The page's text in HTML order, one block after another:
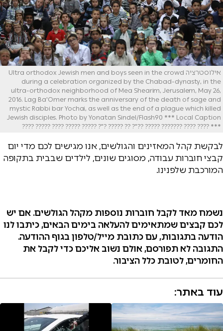
אילוסטרציה Ultra orthodox Jewish men and boys seen in the crowd
during a celebration organized by the Chabad-dynasty, in the
ultra-orthodox neighborhood of Mea Shearim, Jerusalem, May 26,
2016. Lag Ba'Omer marks the anniversary of the death of sage and
mystic Rabbi bar Yochai, as well as the end of a plague which killed
Jewish disciples. Photo by Yonatan Sindel/Flash90 *** Local Caption
*** ???? ???? ??????? ????? ??"? ?? ????? ?"? ????? ????? ???? ????? ????
לבקשת קהל המאזינים והגולשים, אנו מגישים לכם מדי יום
קבצי חוברות עבודה, מסוגים שונים, לילדים שבבית בתקופה
המורכבת שלפנינו.
נשמח מאד לקבל חוברות נוספות מקהל הגולשים. אם יש
לכם קבצים שמתאימים להעלאה בימים הבאים, כיתבו לנו
הודעה בתגובות, עם כתובת מייל/טלפון בגוף ההודעה.
התגובה לא תפורסם, אולם נשוב אליכם כדי לקבל את
החומרים, לטובת כלל הציבור.
עוד באתר: